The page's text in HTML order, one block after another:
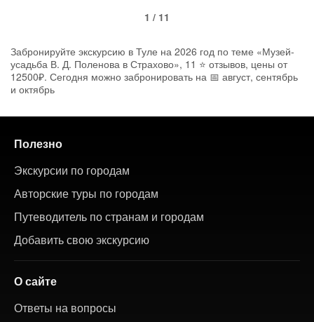
1 / 11
Забронируйте экскурсию в Туле на 2026 год по теме «Музей-
усадьба В. Д. Поленова в Страхово», 11 ⭐ отзывов, цены от
12500₽. Сегодня можно забронировать на 📅 август, сентябрь
и октябрь
Полезно
Экскурсии по городам
Авторские туры по городам
Путеводитель по странам и городам
Добавить свою экскурсию
О сайте
Ответы на вопросы